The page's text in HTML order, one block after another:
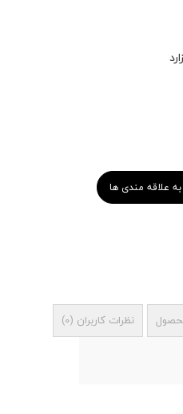
به علاقه مندی ها
نظرات کاربران (
0
)